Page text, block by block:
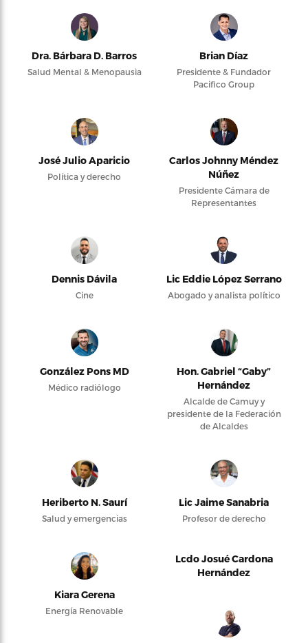
Dra. Bárbara D. Barros
Salud Mental & Menopausia
Brian Díaz
Presidente & Fundador
Pacifico Group
José Julio Aparicio
Política y derecho
Carlos Johnny Méndez
Núñez
Presidente Cámara de
Representantes
Dennis Dávila
Cine
Lic Eddie López Serrano
Abogado y analista político
González Pons MD
Médico radiólogo
Hon. Gabriel “Gaby”
Hernández
Alcalde de Camuy y
presidente de la Federación
de Alcaldes
Heriberto N. Saurí
Salud y emergencias
Lic Jaime Sanabria
Profesor de derecho
Kiara Gerena
Energía Renovable
Lcdo Josué Cardona
Hernández